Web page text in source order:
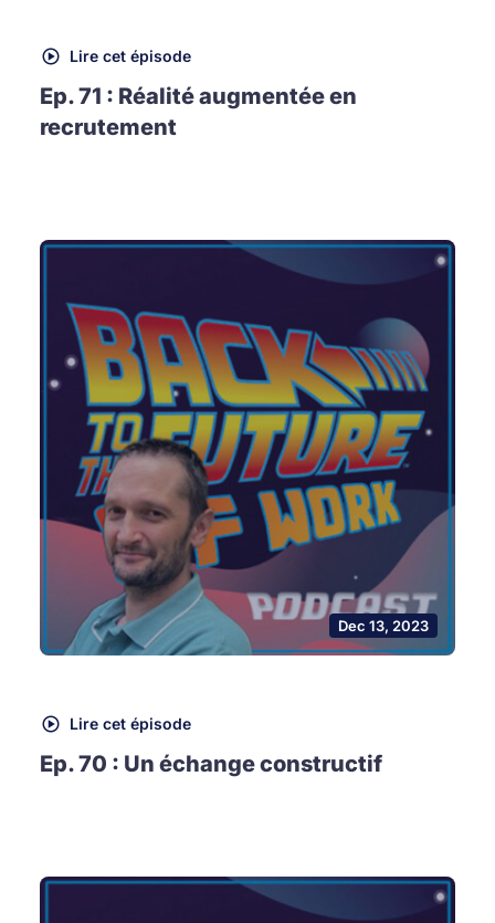
Lire cet épisode
Ep. 71 : Réalité augmentée en
recrutement
Dec 13, 2023
Lire cet épisode
Ep. 70 : Un échange constructif